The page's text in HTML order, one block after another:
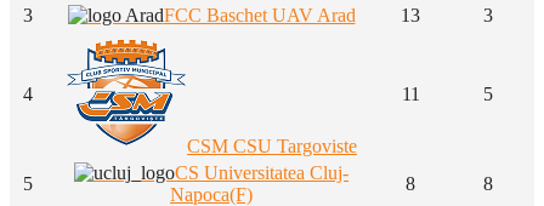
3
FCC Baschet UAV Arad 13 3
4
CSM CSU Targoviste
11 5
5
CS Universitatea Cluj-
Napoca(F)
8
8